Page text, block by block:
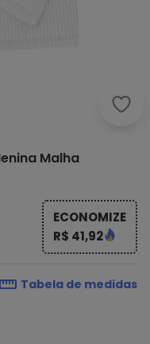
Malha
ECONOMIZE
R$ 41,92
Tabela de medidas